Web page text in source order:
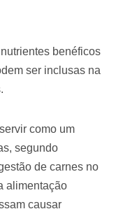
benéficos
ser inclusas na
como um
segundo
de carnes no
alimentação
causar